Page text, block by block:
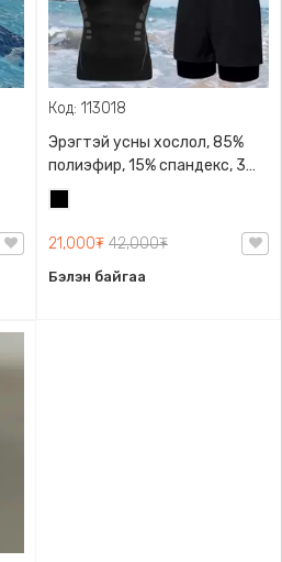
Код: 113018
Эрэгтэй усны хослол, 85%
полиэфир, 15% спандекс, 3
хос биед эвтэйхэн, хөнгөн
Хурдан хатдаг, Зөөлөн,
Өмсөхөд эвтэйхэн, Малгай,
хослол
21,000₮ 42,000₮
Бэлэн байгаа